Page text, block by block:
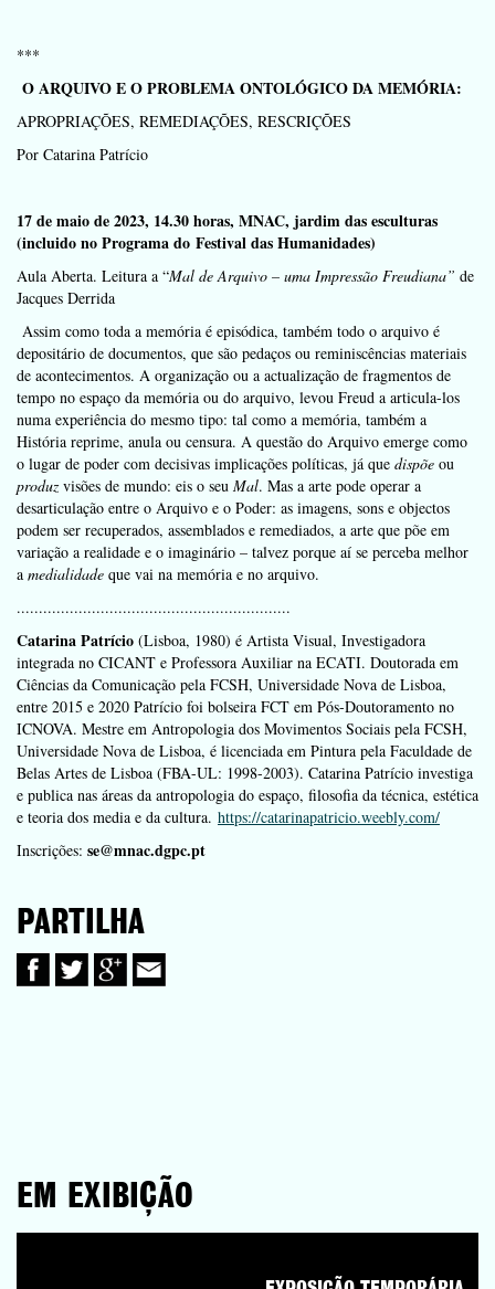
***
O ARQUIVOE OPROBLEMA ONTOLÓGICO DA MEMÓRIA:
APROPRIAÇÕES, REMEDIAÇÕES, RESCRIÇÕES
Por Catarina Patrício
17 de maio de 2023, 14.30 horas, MNAC, jardim das esculturas
(incluido no Programa do Festival das Humanidades)
Aula Aberta. Leitura a “Mal de Arquivo – uma Impressão Freudiana” de
Jacques Derrida
Assim como toda a memória é episódica, também todo o arquivo é
depositário de documentos, que são pedaços ou reminiscências materiais
de acontecimentos. A organização ou a actualização de fragmentos de
tempo no espaço da memória ou do arquivo, levou Freud a articula-los
numa experiência do mesmo tipo: tal como a memória, também a
História reprime, anula ou censura. A questão do Arquivo emerge como
o lugar de poder com decisivas implicações políticas, já que dispõe ou
produzvisões de mundo: eis o seu Mal. Mas a arte pode operar a
desarticulação entre o Arquivo e o Poder: as imagens, sons e objectos
podem ser recuperados, assemblados e remediados, a arte que põe em
variação a realidade e o imaginário – talvez porque aí se perceba melhor
a medialidade que vai na memória e no arquivo.
..............................................................
Catarina Patrício (Lisboa, 1980) é Artista Visual, Investigadora
integrada no CICANT e Professora Auxiliar na ECATI. Doutorada em
Ciências da Comunicação pela FCSH, Universidade Nova de Lisboa,
entre 2015 e 2020 Patrício foi bolseira FCT em Pós-Doutoramento no
ICNOVA. Mestre em Antropologia dos Movimentos Sociais pela FCSH,
Universidade Nova de Lisboa, é licenciada em Pintura pela Faculdade de
Belas Artes de Lisboa (FBA-UL: 1998-2003). Catarina Patrício investiga
e publica nas áreas da antropologia do espaço, filosofia da técnica, estética
e teoria dos media e da cultura. https://catarinapatricio.weebly.com/
Inscrições: se@mnac.dgpc.pt
PARTILHA
EM EXIBIÇÃO